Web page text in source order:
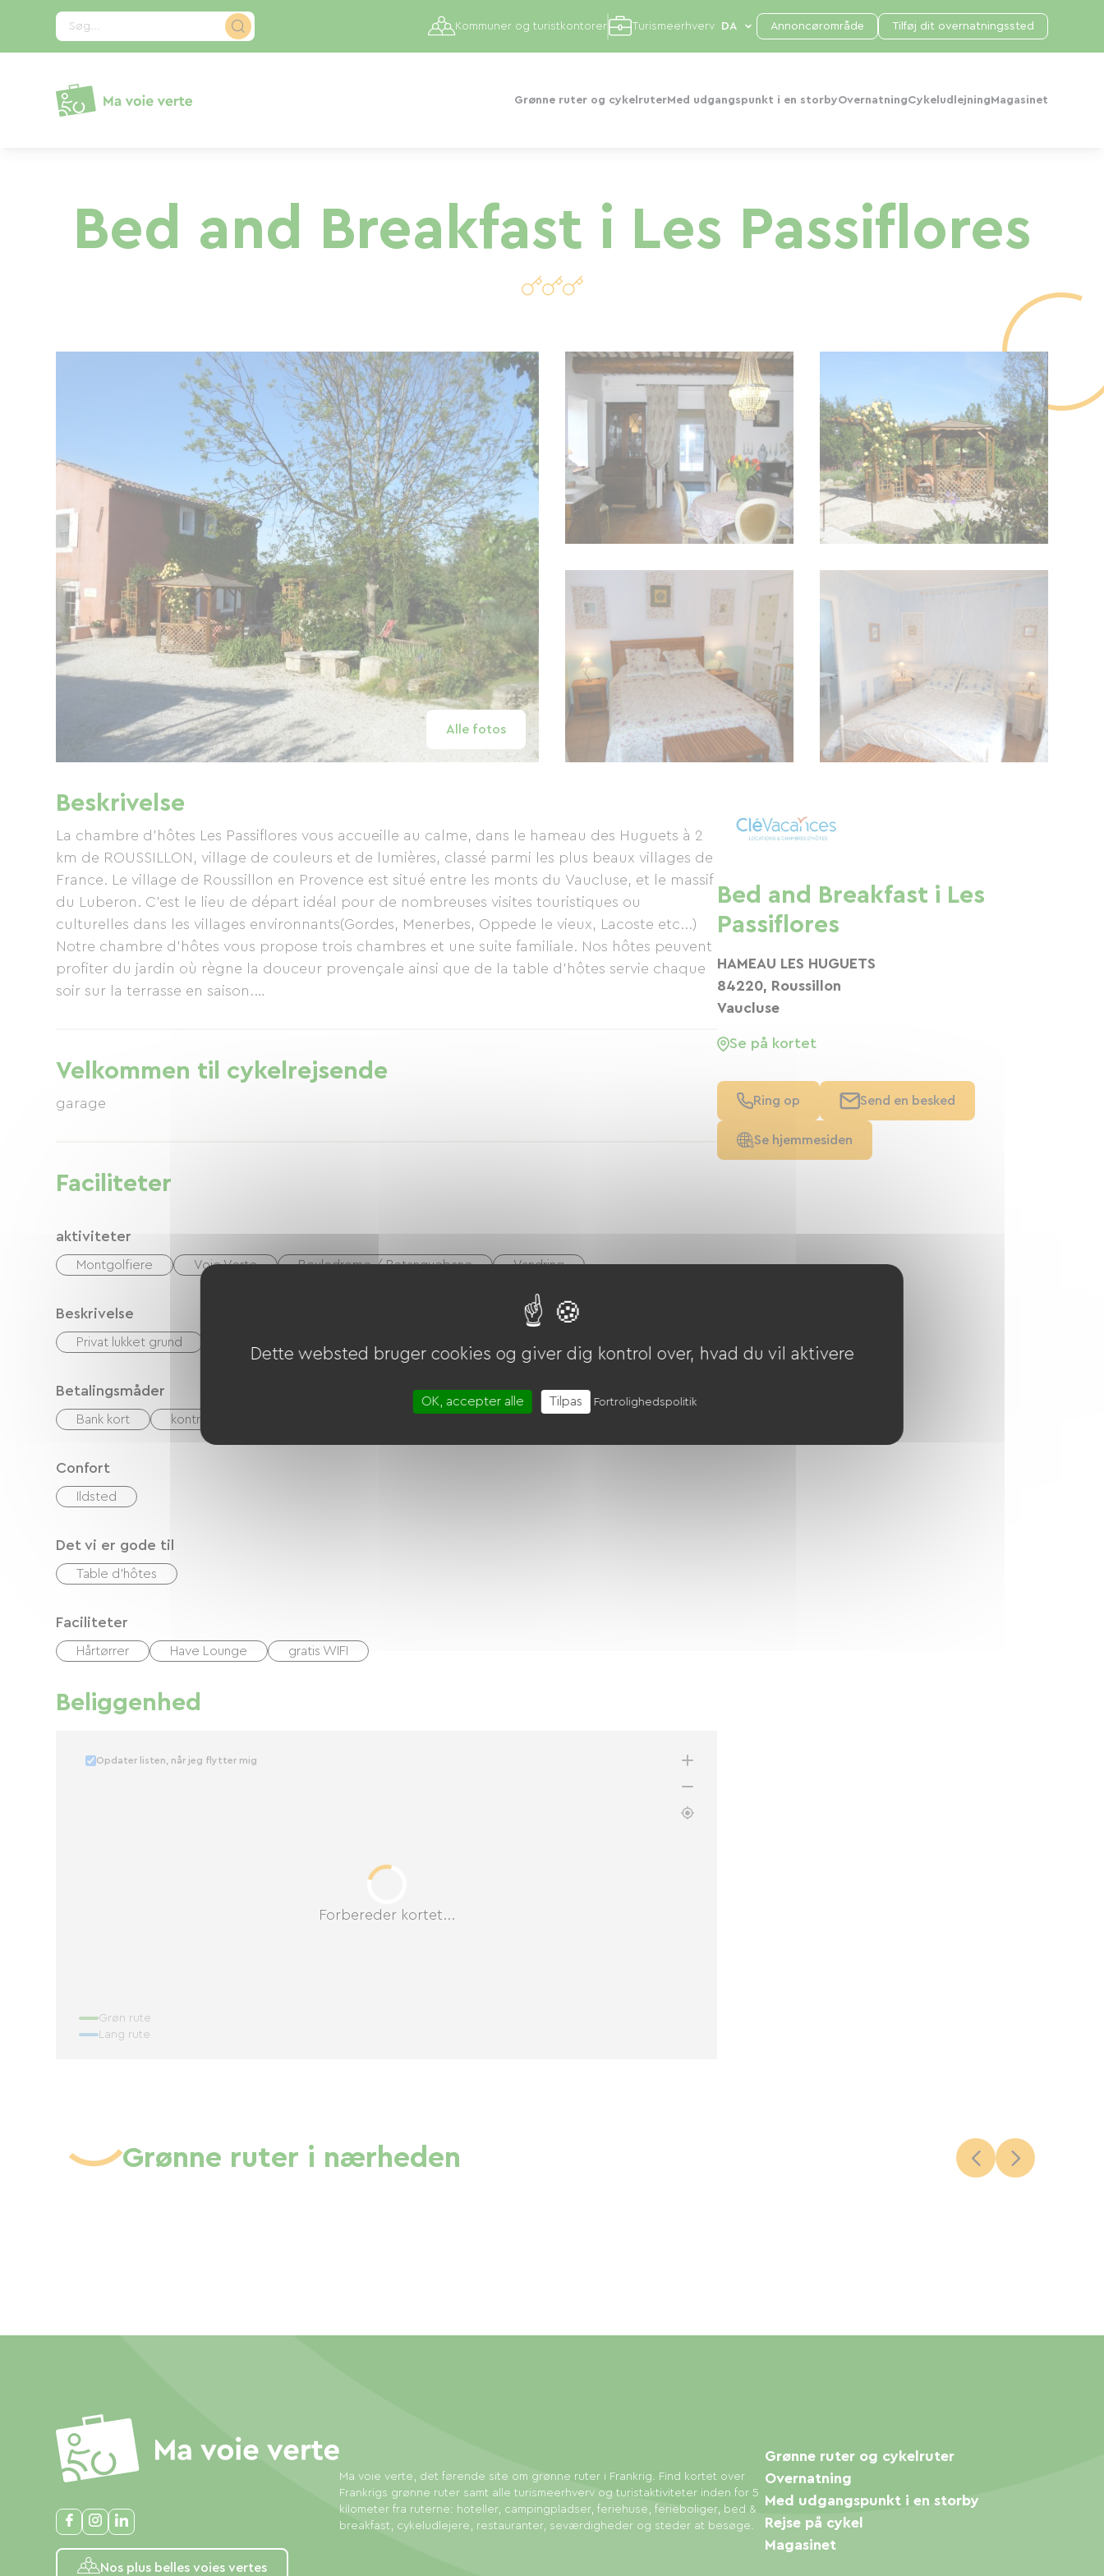
Søg...
Grønne ruter og cykelruterMed udgangspunkt i en storbyOvernatningCykeludlejning Magasinet
Kommuner og turistkontorer Turismeerhverv Annoncørområde Tilføj dit overnatningssted
Bed and Breakfast i Les Passiflores
Alle fotos
Beskrivelse
La chambre d'hôtes Les Passiflores vous accueille au calme, dans le hameau des Huguets à 2
km de ROUSSILLON, village de couleurs et de lumières, classé parmi les plus beaux villages de
France. Le village de Roussillon en Provence est situé entre les monts du Vaucluse, et le massif
du Luberon. C'est le lieu de départ idéal pour de nombreuses visites touristiques ou
culturelles dans les villages environnants(Gordes, Menerbes, Oppede le vieux, Lacoste etc...)
Notre chambre d'hôtes vous propose trois chambres et une suite familiale. Nos hôtes peuvent
profiter du jardin où règne la douceur provençale ainsi que de la table d'hôtes servie chaque
soir sur la terrasse en saison.
Velkommen til cykelrejsende
garage
Faciliteter
aktiviteter
Montgolfiere Voie Verte Boulodrome / Petanquebane Vandring
Beskrivelse
Privat lukket grund
Betalingsmåder
Bank kort kontrol
Confort
Ildsted
Det vi er gode til
Table d'hôtes
Faciliteter
Hårtørrer Have Lounge gratis WIFI
Beliggenhed
Forbereder kortet...
Opdater listen, når jeg flytter mig
Grøn rute
Lang rute
Bed and Breakfast i Les
Passiflores
HAMEAU LES HUGUETS
84220, Roussillon
Vaucluse
Se på kortet
Ring op Send en besked
Se hjemmesiden
Grønne ruter i nærheden
Nos plus belles voies vertes
Ma voie verte, det førende site om grønne ruter i Frankrig. Find kortet over
Frankrigs grønne ruter samt alle turismeerhverv og turistaktiviteter inden for 5
kilometer fra ruterne: hoteller, campingpladser, feriehuse, ferieboliger, bed &
breakfast, cykeludlejere, restauranter, seværdigheder og steder at besøge.
Grønne ruter og cykelruter
Overnatning
Med udgangspunkt i en storby
Rejse på cykel
Magasinet
CCookie-styringspanel
Dette websted bruger cookies og giver dig kontrol over, hvad du vil aktivere
OK, accepter alle Tilpas Fortrolighedspolitik